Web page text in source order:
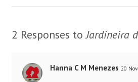
2 Responses toJardineira
Hanna C M Menezes 20